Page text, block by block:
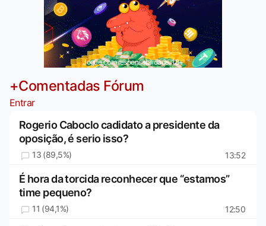
Jogue com responsabilidade. 18+
+Comentadas Fórum
Entrar
Rogerio Caboclo cadidato a presidente da
oposição, é serio isso?
13 (89,5%) 13:52
É hora da torcida reconhecer que “estamos”
time pequeno?
11 (94,1%) 12:50